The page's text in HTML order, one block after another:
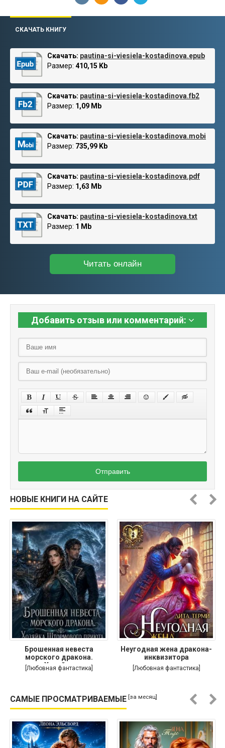
СКАЧАТЬ КНИГУ
Скачать: pautina-si-viesiela-kostadinova.epub
Размер: 410,15 Kb
Скачать: pautina-si-viesiela-kostadinova.fb2
Размер: 1,09 Mb
Скачать: pautina-si-viesiela-kostadinova.mobi
Размер: 735,99 Kb
Скачать: pautina-si-viesiela-kostadinova.pdf
Размер: 1,63 Mb
Скачать: pautina-si-viesiela-kostadinova.txt
Размер: 1 Mb
Читать онлайн
Добавить отзыв или комментарий:
Отправить
НОВЫЕ КНИГИ НА САЙТЕ
Брошенная невеста
морского дракона.
Хозяйка
[Любовная фантастика]
Неугодная жена дракона-
инквизитора
[Любовная фантастика]
САМЫЕ ПРОСМАТРИВАЕМЫЕ [за месяц]